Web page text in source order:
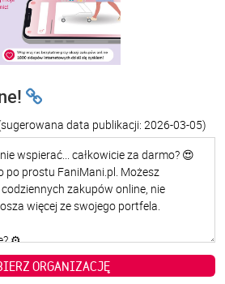
data publikacji: 2026-03-05)
ORGANIZACJĘ